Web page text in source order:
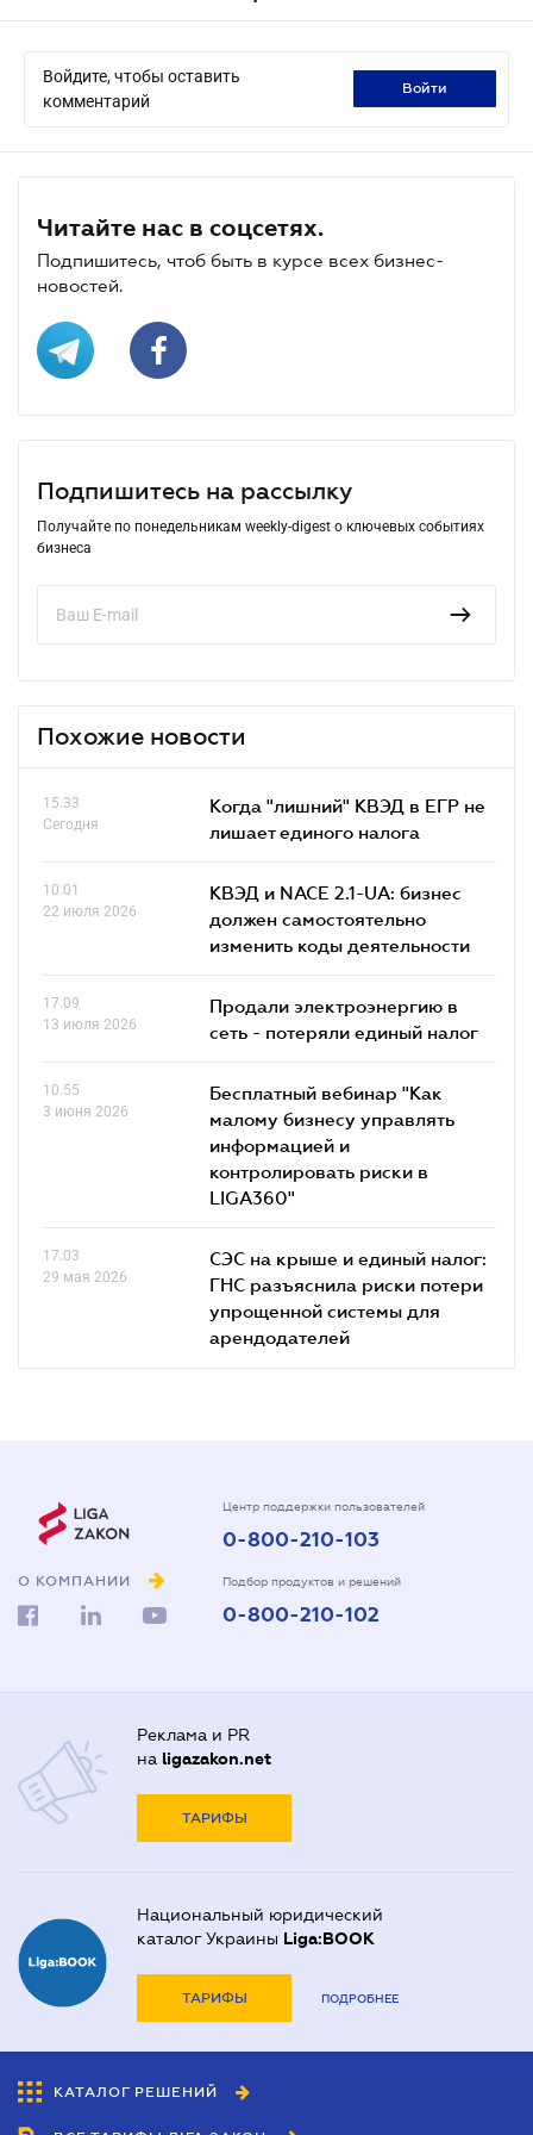
Войдите, чтобы оставить
комментарий
войти
Читайте нас в соцсетях.
Подпишитесь, чтоб быть в курсе всех бизнес-
новостей.
Подпишитесь на рассылку
Получайте по понедельникам weekly-digest о ключевых событиях
бизнеса
Похожие новости
15.33
Сегодня
Когда "лишний" КВЭД в ЕГР не
лишает единого налога
10.01
22 июля 2026
КВЭД и NACE 2.1-UA: бизнес
должен самостоятельно
изменить коды деятельности
17.09
13 июля 2026
Продали электроэнергию в
сеть - потеряли единый налог
10.55
3 июня 2026
Бесплатный вебинар "Как
малому бизнесу управлять
информацией и
контролировать риски в
LIGA360"
17.03
29 мая 2026
СЭС на крыше и единый налог:
ГНС разъяснила риски потери
упрощенной системы для
арендодателей
О КОМПАНИИ
Центр поддержки пользователей
0-800-210-103
Подбор продуктов и решений
0-800-210-102
Реклама и PR
на ligazakon.net
ТАРИФЫ
Национальный юридический
каталог Украины Liga:BOOK
ТАРИФЫ ПОДРОБНЕЕ
КАТАЛОГ РЕШЕНИЙ